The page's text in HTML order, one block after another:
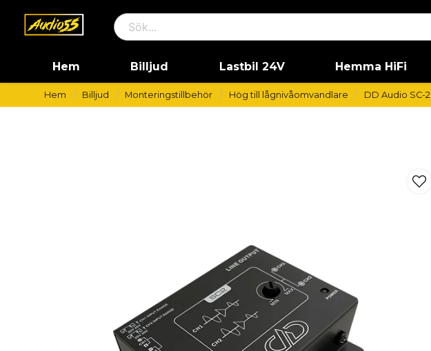
Hem Billjud Lastbil 24V Hemma HiFi
Hem Billjud Monteringstillbehör Hög till lågnivåomvandlare DD Audio SC-2